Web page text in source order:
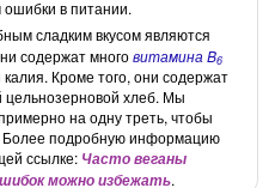
ошибки в питании.
сладким вкусом являются
содержат многовитамина B6
Кроме того, они содержат
цельнозерновой хлеб. Мы
на одну треть, чтобы
Более подробную информацию
ссылке: Часто веганы
можно избежать.